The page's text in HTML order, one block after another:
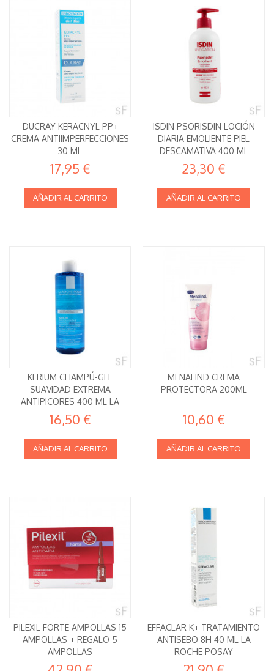
DUCRAY KERACNYL PP+
CREMA ANTIIMPERFECCIONES
30 ML
17,95 €
AÑADIR AL CARRITO
ISDIN PSORISDIN LOCIÓN
DIARIA EMOLIENTE PIEL
DESCAMATIVA 400 ML
23,30 €
AÑADIR AL CARRITO
KERIUM CHAMPÚ-GEL
SUAVIDAD EXTREMA
ANTIPICORES 400 ML LA
ROCHE POSAY
16,50 €
AÑADIR AL CARRITO
MENALIND CREMA
PROTECTORA 200ML
10,60 €
AÑADIR AL CARRITO
PILEXIL FORTE AMPOLLAS 15
AMPOLLAS + REGALO 5
AMPOLLAS
EFFACLAR K+ TRATAMIENTO
ANTISEBO 8H 40 ML LA
ROCHE POSAY